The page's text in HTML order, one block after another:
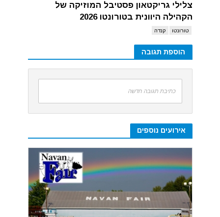
צלילי גריקטאון פסטיבל המוזיקה של
הקהילה היוונית בטורונטו 2026
טורונטו קנדה
הוספת תגובה
כתיבת תגובה חדשה
אירועים נוספים